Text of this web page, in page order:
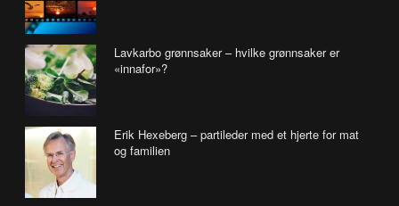
Lavkarbo grønnsaker – hvilke grønnsaker er
«innafor»?
Erik Hexeberg – partileder med et hjerte for mat
og familien